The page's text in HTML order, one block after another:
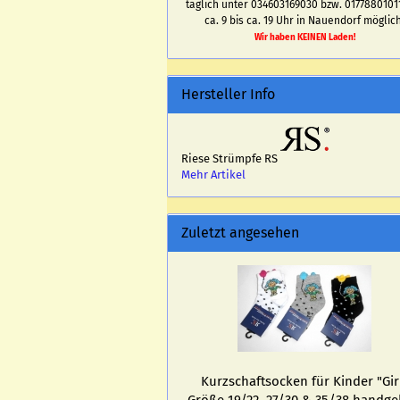
täglich unter 034603169030 bzw.
ca. 9 bis ca. 19 Uhr in Nauendorf
Wir haben KEINEN Laden!
Hersteller Info
Riese Strümpfe RS
Mehr Artikel
Zuletzt angesehen
Kurz­schaftso­cken für Kin­der